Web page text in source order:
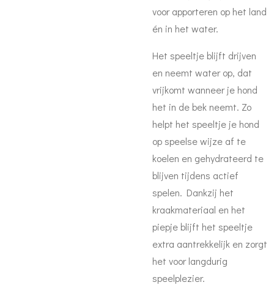
voor apporteren op het land
én in het water.
Het speeltje blijft drijven
en neemt water op, dat
vrijkomt wanneer je hond
het in de bek neemt. Zo
helpt het speeltje je hond
op speelse wijze af te
koelen en gehydrateerd te
blijven tijdens actief
spelen. Dankzij het
kraakmateriaal en het
piepje blijft het speeltje
extra aantrekkelijk en zorgt
het voor langdurig
speelplezier.